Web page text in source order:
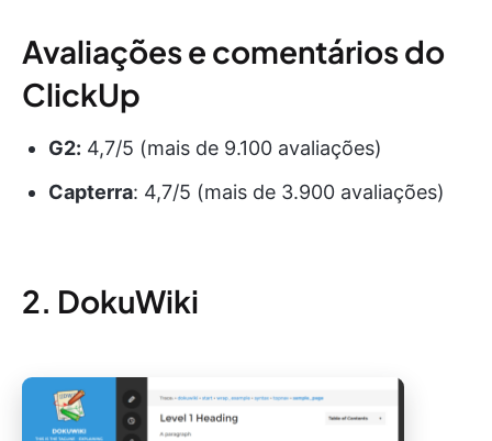
Avaliações e comentários do
ClickUp
G2: 4,7/5 (mais de 9.100 avaliações)
Capterra: 4,7/5 (mais de 3.900 avaliações)
2. DokuWiki